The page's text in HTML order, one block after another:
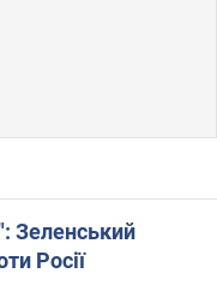
Зеленський
Росії